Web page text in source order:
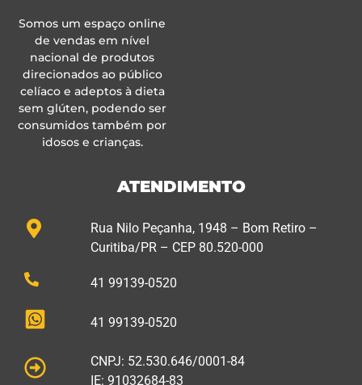
Somos um espaço online
de vendas em nível
nacional de produtos
direcionados ao público
celíaco e adeptos à dieta
sem glúten, podendo ser
consumidos também por
idosos e crianças.
ATENDIMENTO
Rua Nilo Peçanha, 1948 – Bom Retiro –
Curitiba/PR – CEP 80.520-000
41 99139-0520
41 99139-0520
CNPJ: 52.530.646/0001-84
IE: 91032684-83